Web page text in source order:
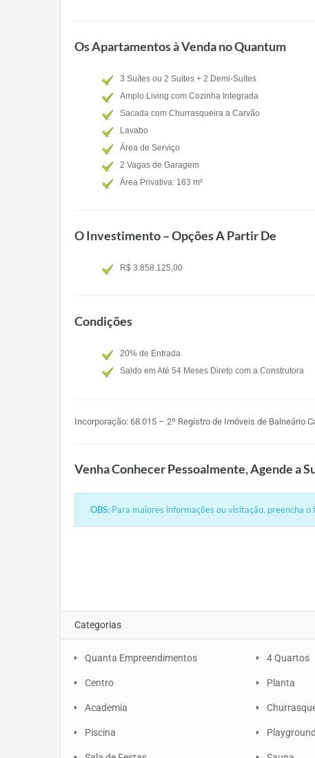
Os Apartamentos à Venda no Quantum
3 Suítes ou 2 Suítes + 2 Demi-Suítes
Amplo Living com Cozinha Integrada
Sacada com Churrasqueira a Carvão
Lavabo
Área de Serviço
2 Vagas de Garagem
Área Privativa: 163 m²
O Investimento – Opções A Partir De
R$ 3.858.125,00
Condições
20% de Entrada
Saldo em Até 54 Meses Direto com a Construtora
Incorporação: 68.015 – 2º Registro de Imóveis de Balneário
Venha Conhecer Pessoalmente, Agende a
OBS: Para maiores informações ou visitação, preencha
Categorias
Quanta Empreendimentos 4 Quartos
Centro Planta
Academia
Piscina Playground